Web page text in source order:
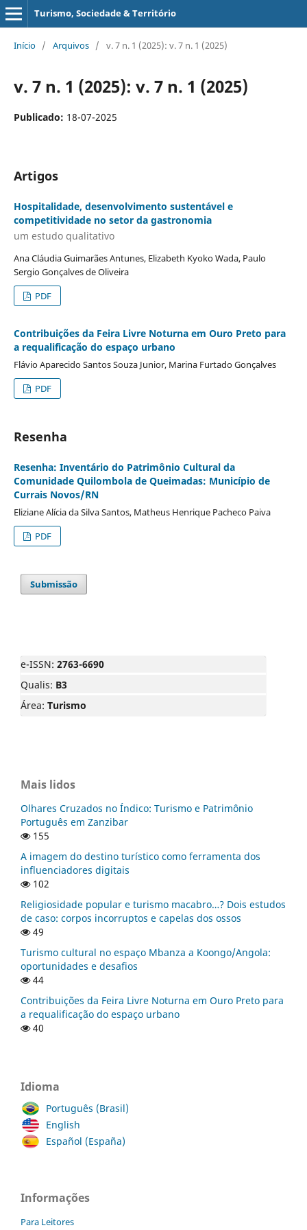
Turismo, Sociedade & Território
Início / Arquivos / v. 7 n. 1 (2025): v. 7 n. 1 (2025)
v. 7 n. 1 (2025): v. 7 n. 1 (2025)
Publicado: 18-07-2025
Artigos
Hospitalidade, desenvolvimento sustentável e
competitividade no setor da gastronomia
um estudo qualitativo
Ana Cláudia Guimarães Antunes, Elizabeth Kyoko Wada, Paulo
Sergio Gonçalves de Oliveira
PDF
Contribuições da Feira Livre Noturna em Ouro Preto para
a requalificação do espaço urbano
Flávio Aparecido Santos Souza Junior, Marina Furtado Gonçalves
PDF
Resenha
Resenha: Inventário do Patrimônio Cultural da
Comunidade Quilombola de Queimadas: Município de
Currais Novos/RN
Eliziane Alícia da Silva Santos, Matheus Henrique Pacheco Paiva
PDF
Submissão
e-ISSN: 2763-6690
Qualis: B3
Área: Turismo
Mais lidos
Olhares Cruzados no Índico: Turismo e Patrimônio
Português em Zanzibar
155
A imagem do destino turístico como ferramenta dos
influenciadores digitais
102
Religiosidade popular e turismo macabro…? Dois estudos
de caso: corpos incorruptos e capelas dos ossos
49
Turismo cultural no espaço Mbanza a Koongo/Angola:
oportunidades e desafios
44
Contribuições da Feira Livre Noturna em Ouro Preto para
a requalificação do espaço urbano
40
Idioma
Português (Brasil)
English
Español (España)
Informações
Para Leitores